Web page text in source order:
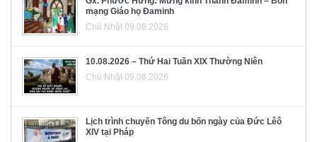
mạng Giáo họ Đaminh
Chủ Nhật 09.08.2026
10.08.2026 – Thứ Hai Tuần XIX Thường Niên
Chủ Nhật 09.08.2026
Lịch trình chuyến Tông du bốn ngày của Đức Lêô
XIV tại Pháp